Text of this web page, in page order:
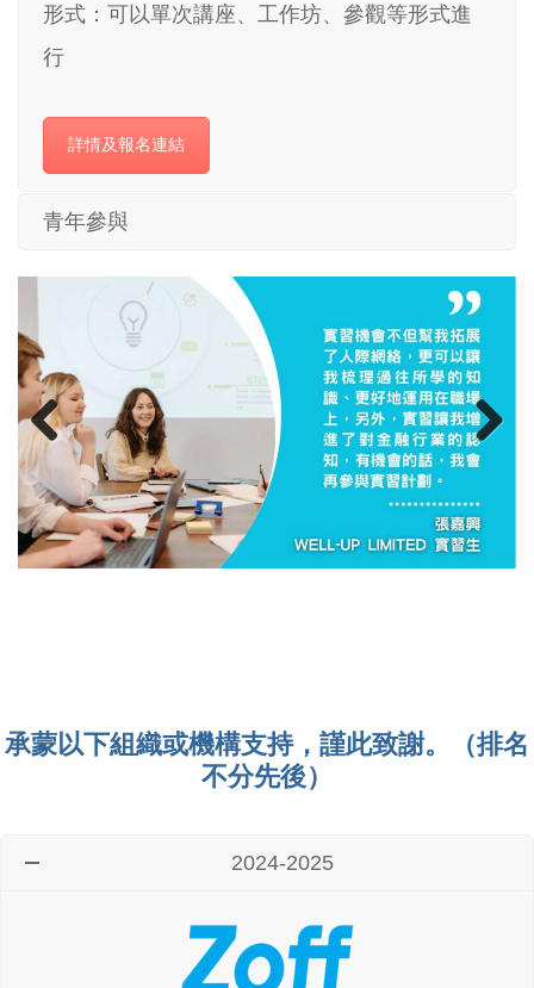
形式：可以單次講座、工作坊、參觀等形式進
行
詳情及報名連結
青年參與
Prev
ious
Next
承蒙以下組織或機構支持，謹此致謝。（排名
不分先後）
2024-2025